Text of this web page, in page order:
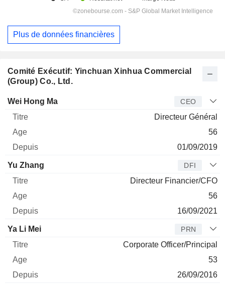
Comité Exécutif: Yinchuan Xinhua Commercial
(Group) Co., Ltd.
Dirigeant Titre
Wei Hong Ma CEO
Directeur Général
56
01/09/2019
Yu Zhang DFI
Directeur Financier/CFO
56
16/09/2021
Ya Li Mei PRN
Corporate Officer/Principal
53
26/09/2016
Plus de données financières